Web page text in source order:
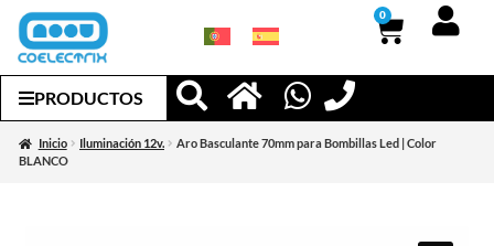
0
PRODUCTOS
Inicio Iluminación 12v.
Aro Basculante 70mm para Bombillas Led | Color
BLANCO